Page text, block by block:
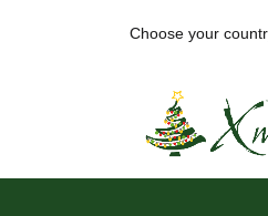
Choose your